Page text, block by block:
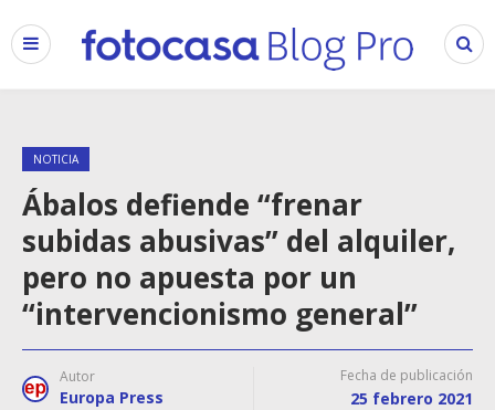
NOTICIA
Ábalos defiende “frenar
subidas abusivas” del alquiler,
pero no apuesta por un
“intervencionismo general”
Autor
Europa Press
Fecha de publicación
25 febrero 2021